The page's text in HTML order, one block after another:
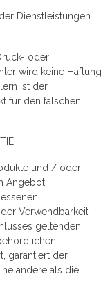
Dienstleistungen
oder
wird keine Haftung
ist der
für den falschen
und / oder
Angebot
Verwendbarkeit
geltenden
garantiert der
andere als die